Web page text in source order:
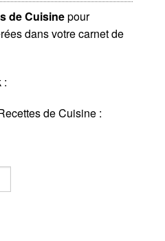
de Cuisinepour
dans votre carnet de
:
de Cuisine :